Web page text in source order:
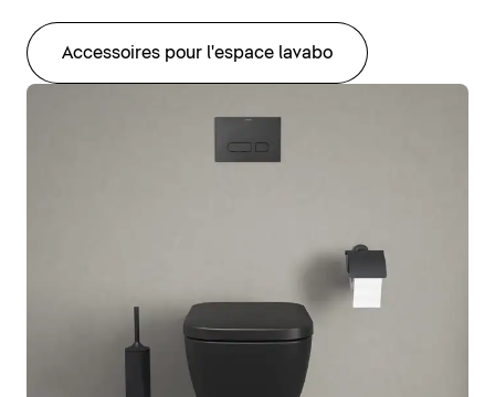
Accessoires pour l'espace lavabo